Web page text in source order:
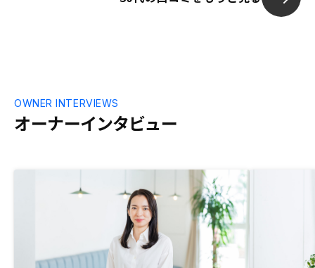
オーナーインタビュー
OWNER INTERVIEWS